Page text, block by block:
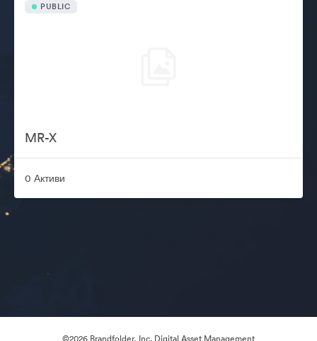
PUBLIC
MR-X
0 Активи
©2026 Brandfolder, Inc. Digital Asset Management